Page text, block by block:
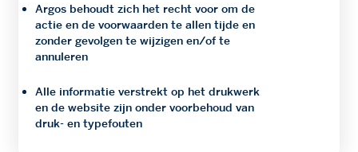
Argos behoudt zich het recht voor om de
actie en de voorwaarden te allen tijde en
zonder gevolgen te wijzigen en/of te
annuleren
Alle informatie verstrekt op het drukwerk
en de website zijn onder voorbehoud van
druk- en typefouten